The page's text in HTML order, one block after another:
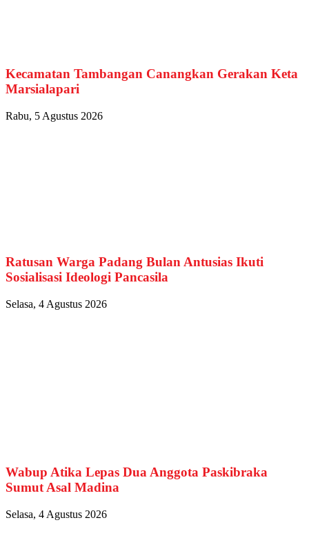
Kecamatan Tambangan Canangkan Gerakan Keta
Marsialapari
Rabu, 5 Agustus 2026
Ratusan Warga Padang Bulan Antusias Ikuti
Sosialisasi Ideologi Pancasila
Selasa, 4 Agustus 2026
Wabup Atika Lepas Dua Anggota Paskibraka
Sumut Asal Madina
Selasa, 4 Agustus 2026